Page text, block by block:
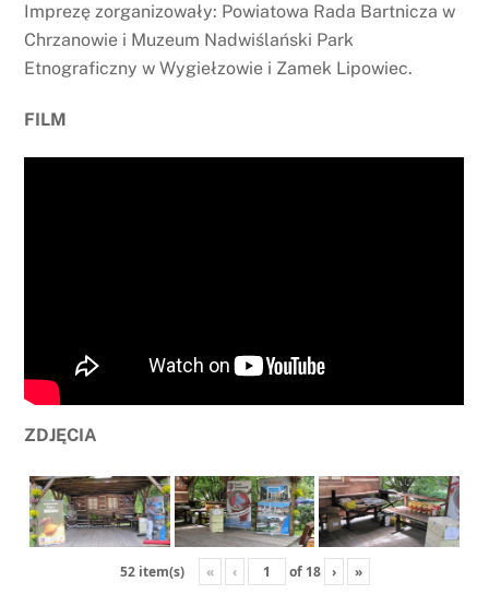
Imprezę zorganizowały: Powiatowa Rada Bartnicza w
Chrzanowie i Muzeum Nadwiślański Park
Etnograficzny w Wygiełzowie i Zamek Lipowiec.
FILM
ZDJĘCIA
52 item(s) « ‹ of 18 › »